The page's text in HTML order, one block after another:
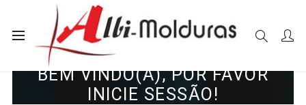
BEM VINDO(A), POR FAVOR
INICIE SESSÃO!